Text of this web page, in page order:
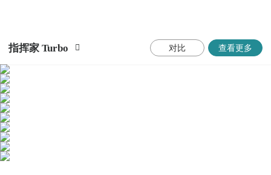
指挥家 Turbo 对比 查看更多